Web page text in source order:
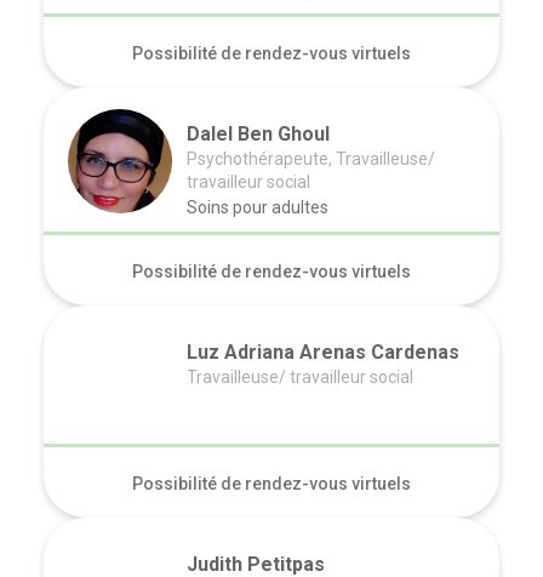
Possibilité de rendez-vous virtuels
Dalel Ben Ghoul
Psychothérapeute, Travailleuse/
travailleur social
Soins pour adultes
Possibilité de rendez-vous virtuels
Luz Adriana Arenas Cardenas
Travailleuse/ travailleur social
Possibilité de rendez-vous virtuels
Judith Petitpas